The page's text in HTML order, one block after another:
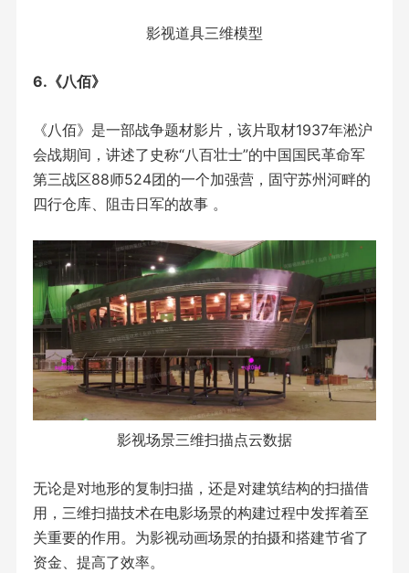
影视道具三维模型
6.《八佰》
《八佰》是一部战争题材影片，该片取材1937年淞沪
会战期间，讲述了史称“八百壮士”的中国国民革命军
第三战区88师524团的一个加强营，固守苏州河畔的
四行仓库、阻击日军的故事 。
影视场景三维扫描点云数据
无论是对地形的复制扫描，还是对建筑结构的扫描借
用，三维扫描技术在电影场景的构建过程中发挥着至
关重要的作用。为影视动画场景的拍摄和搭建节省了
资金、提高了效率。